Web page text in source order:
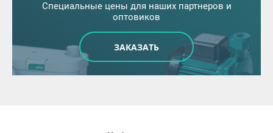
Специальные цены для наших партнеров и
оптовиков
ЗАКАЗАТЬ